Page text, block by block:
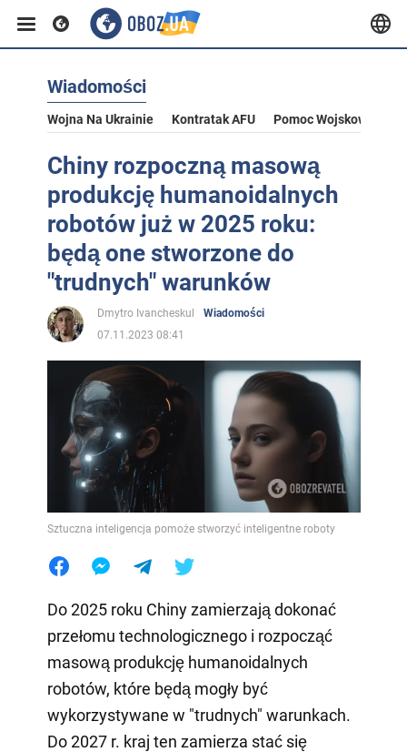
Wiadomości
Wojna Na Ukrainie Kontratak AFU Pomoc Wojskowa Dla
Chiny rozpoczną masową
produkcję humanoidalnych
robotów już w 2025 roku:
będą one stworzone do
"trudnych" warunków
Dmytro Ivancheskul
Wiadomości
07.11.2023 08:41
Sztuczna inteligencja pomoże stworzyć inteligentne roboty
Do 2025 roku Chiny zamierzają dokonać
przełomu technologicznego i rozpocząć
masową produkcję humanoidalnych
robotów, które będą mogły być
wykorzystywane w "trudnych" warunkach.
Do 2027 r. kraj ten zamierza stać się